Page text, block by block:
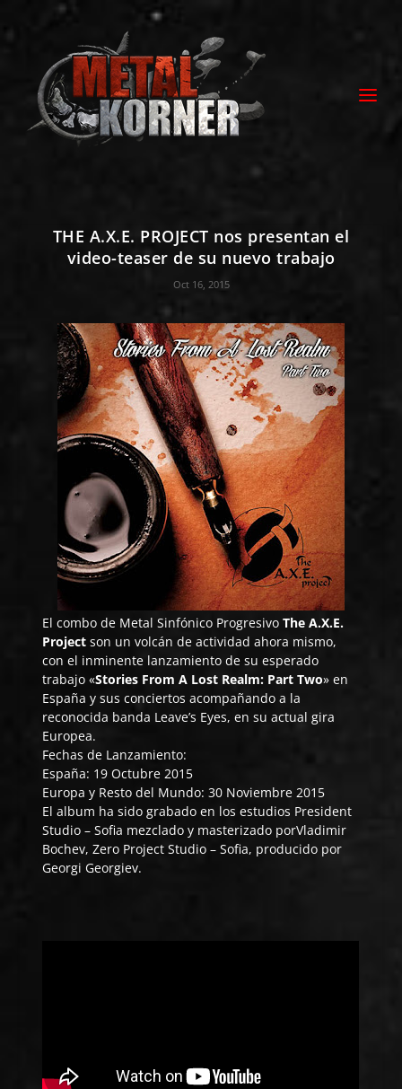
THE A.X.E. PROJECT nos presentan el
video-teaser de su nuevo trabajo
Oct 16, 2015
El combo de Metal Sinfónico ProgresivoThe A.X.E.
Project son un volcán de actividad ahora mismo,
con el inminente lanzamiento de su esperado
trabajo «Stories From A Lost Realm: Part Two» en
España y sus conciertos acompañando a la
reconocida banda Leave’s Eyes, en su actual gira
Europea.
Fechas de Lanzamiento:
España: 19 Octubre 2015
Europa y Resto del Mundo: 30 Noviembre 2015
El album ha sido grabado en los estudios President
Studio – Sofia mezclado y masterizado porVladimir
Bochev, Zero Project Studio – Sofia, producido por
Georgi Georgiev.